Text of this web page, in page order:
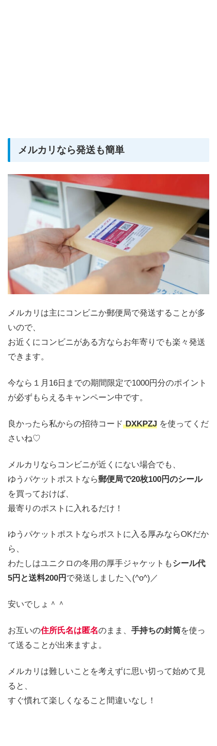
メルカリなら発送も簡単
メルカリは主にコンビニか郵便局で発送することが多
いので、
お近くにコンビニがある方ならお年寄りでも楽々発送
できます。
今なら１月16日までの期間限定で1000円分のポイント
が必ずもらえるキャンペーン中です。
良かったら私からの招待コードDXKPZJ を使ってくだ
さいね♡
メルカリならコンビニが近くにない場合でも、
ゆうパケットポストなら郵便局で20枚100円のシール
を買っておけば、
最寄りのポストに入れるだけ！
ゆうパケットポストならポストに入る厚みならOKだか
ら、
わたしはユニクロの冬用の厚手ジャケットもシール代
5円と送料200円 で発送しました＼(^o^)／
安いでしょ＾＾
お互いの住所氏名は匿名のまま、 手持ちの封筒を使っ
て送ることが出来ますよ。
メルカリは難しいことを考えずに思い切って始めて見
ると、
すぐ慣れて楽しくなること間違いなし！